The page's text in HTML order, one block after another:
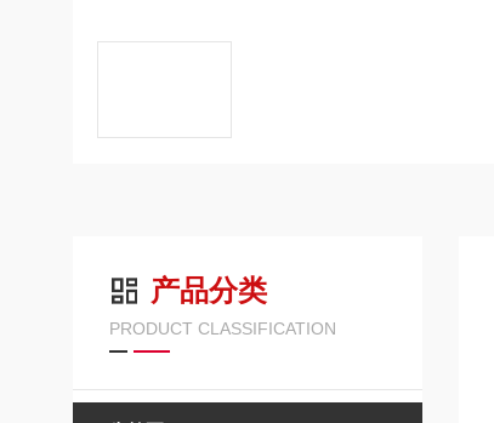
产品分类
PRODUCT CLASSIFICATION